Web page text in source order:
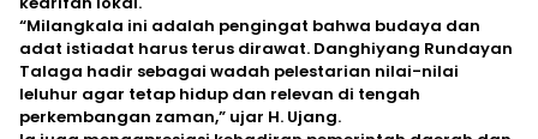
‎“Milangkala ini adalah pengingat bahwa budaya dan
adat istiadat harus terus dirawat. Danghiyang Rundayan
Talaga hadir sebagai wadah pelestarian nilai-nilai
leluhur agar tetap hidup dan relevan di tengah
perkembangan zaman,” ujar H. Ujang.